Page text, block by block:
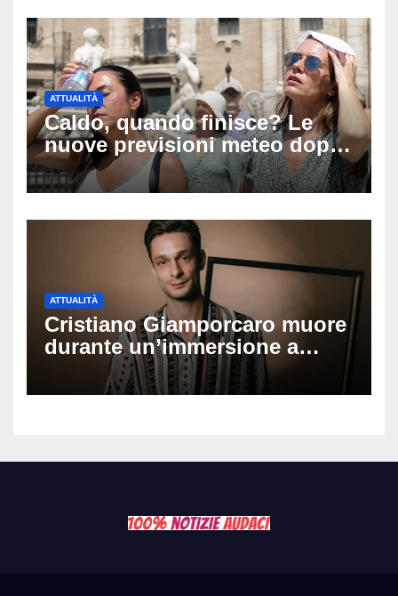
ATTUALITÀ
Caldo, quando finisce? Le
nuove previsioni meteo dopo
Ferragosto: ecco quando
potrebbe arrivare la svolta
ATTUALITÀ
Cristiano Giamporcaro muore
durante un’immersione a
Lampedusa: aperta
un’inchiesta per omicidio